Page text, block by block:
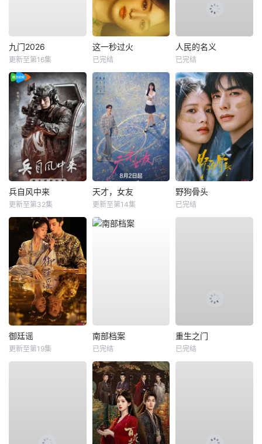
九门2026
更新至第16集
这一秒过火
已完结
人民的名义
已完结
兵自风中来
更新至第32集
天才，女友
更新至第14集
野狗骨头
已完结
御廷谣
更新至第19集
南部档案
已完结
重生之门
已完结